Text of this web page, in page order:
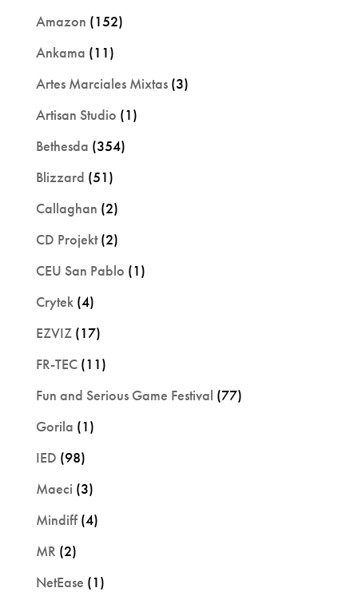
Amazon (152)
Ankama (11)
Artes Marciales Mixtas(3)
Artisan Studio (1)
Bethesda (354)
Blizzard (51)
Callaghan (2)
CD Projekt(2)
CEU San Pablo (1)
Crytek(4)
EZVIZ(17)
FR-TEC(11)
Fun and Serious Game Festival (77)
Gorila (1)
IED (98)
Maeci (3)
Mindiff(4)
MR (2)
NetEase (1)